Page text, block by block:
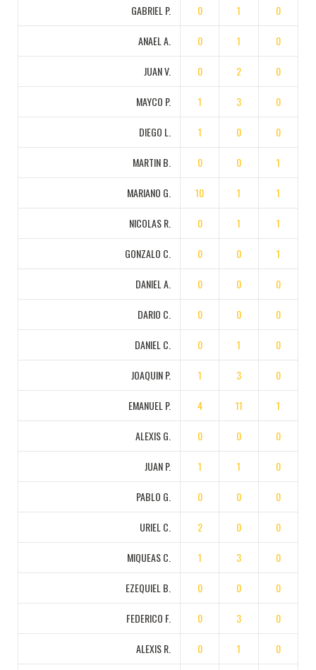
GABRIEL P. 0 1 0
ANAEL A. 0 1 0
JUAN V. 0 2 0
MAYCO P. 1 3 0
DIEGO L. 1 0 0
MARTIN B. 0 0 1
MARIANO G. 10 1 1
NICOLAS R. 0 1 1
GONZALO C. 0 0 1
DANIEL A. 0 0 0
DARIO C. 0 0 0
DANIEL C. 0 1 0
JOAQUIN P. 1 3 0
EMANUEL P. 4 11 1
ALEXIS G. 0 0 0
JUAN P. 1 1 0
PABLO G. 0 0 0
URIEL C. 2 0 0
MIQUEAS C. 1 3 0
EZEQUIEL B. 0 0 0
FEDERICO F. 0 3 0
ALEXIS R. 0 1 0